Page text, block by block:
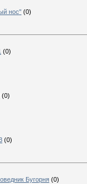
нос" (0)
(0)
(0)
(0)
Бугорня (0)